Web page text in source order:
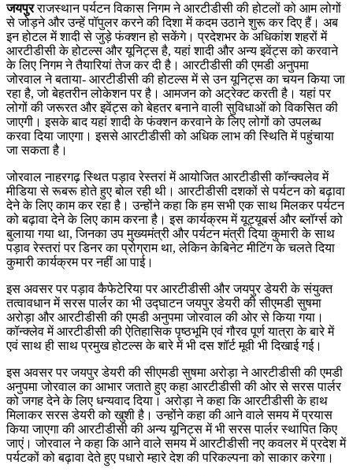
जयपुरराजस्थान पर्यटन विकास निगम ने आरटीडीसी की होटलों को आम लोगों
से जोड़ने और उन्हें पॉपुलर करने की दिशा में कदम उठाने शुरू कर दिए हैं। अब
इन होटल में शादी से जुड़े फंक्शन हो सकेंगे। प्रदेशभर के अधिकांश शहरों में
आरटीडीसी के होटल्स और यूनिट्स है, यहां शादी और अन्य इवेंट्स को करवाने
के लिए निगम ने तैयारियां तेज कर दी है। आरटीडीसी की एमडी अनुपमा
जोरवाल ने बताया- आरटीडीसी की होटल्स में से उन यूनिट्स का चयन किया जा
रहा है, जो बेहतरीन लोकेशन पर है। आमजन को अट्रेक्ट करती है। यहां पर
लोगों की जरूरत और इवेंट्स को बेहतर बनाने वाली सुविधाओं को विकसित की
जाएगी। इसके बाद यहां शादी के फंक्शन करवाने के लिए लोगों को उपलब्ध
करवा दिया जाएगा। इससे आरटीडीसी को अधिक लाभ की स्थिति में पहुंचाया
जा सकता है।
जोरवाल नाहरगढ़ स्थित पड़ाव रेस्तरां में आयोजित आरटीडीसी कॉन्क्वलेव में
मीडिया से रूबरू होते हुए बोल रही थी। आरटीडीसी दशकों से पर्यटन को बढ़ावा
देने के लिए काम कर रहा है। उन्होंने कहा कि हम सभी एक साथ मिलकर पर्यटन
को बढ़ावा देने के लिए काम करना है। इस कार्यक्रम में यूट्यूबर्स और ब्लॉर्ग्स को
बुलाया गया था, जिनका उप मुख्यमंत्री और पर्यटन मंत्री दिया कुमारी के साथ
पड़ाव रेस्तरां पर डिनर का प्रोग्राम था, लेकिन केबिनेट मीटिंग के चलते दिया
कुमारी कार्यक्रम पर नहीं आ पाई।
इस अवसर पर पड़ाव कैफेटेरिया पर आरटीडीसी और जयपुर डेयरी के संयुक्त
तत्वावधान में सरस पार्लर का भी उद्घाटन जयपुर डेयरी की सीएमडी सुषमा
अरोड़ा और आरटीडीसी की एमडी अनुपमा जोरवाल की ओर से किया गया।
कॉन्क्लेव में आरटीडीसी की ऐतिहासिक पृष्ठभूमि एवं गौरव पूर्ण यात्रा के बारे में
एवं साथ ही साथ प्रमुख होटल्स के बारे में भी दस शॉर्ट मूवी भी दिखाई गई।
इस अवसर पर जयपुर डेयरी की सीएमडी सुषमा अरोड़ा ने आरटीडीसी की एमडी
अनुपमा जोरवाल का आभार जताते हुए कहा आरटीडीसी की ओर से सरस पार्लर
को जगह देने के लिए धन्यवाद दिया। अरोड़ा ने कहा कि आरटीडीसी के हाथ
मिलाकर सरस डेयरी को खुशी है। उन्होंने कहा की आने वाले समय में प्रयास
किया जाएगा की आरटीडीसी की अन्य यूनिट्स में भी सरस पार्लर स्थापित किए
जाएं। जोरवाल ने कहा कि आने वाले समय में आरटीडीसी नए कवलर में प्रदेश में
पर्यटकों को बढ़ावा देते हुए पधारो म्हारे देश की परिकल्पना को साकार करेगा।